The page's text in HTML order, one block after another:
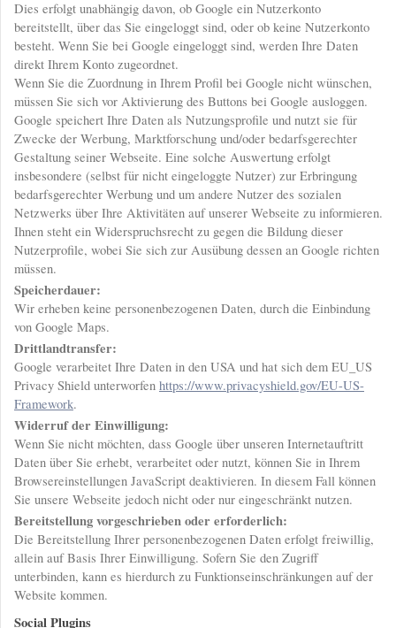
Dies erfolgt unabhängig davon, ob Google ein Nutzerkonto
bereitstellt, über das Sie eingeloggt sind, oder ob keine Nutzerkonto
besteht. Wenn Sie bei Google eingeloggt sind, werden Ihre Daten
direkt Ihrem Konto zugeordnet.
Wenn Sie die Zuordnung in Ihrem Profil bei Google nicht wünschen,
müssen Sie sich vor Aktivierung des Buttons bei Google ausloggen.
Google speichert Ihre Daten als Nutzungsprofile und nutzt sie für
Zwecke der Werbung, Marktforschung und/oder bedarfsgerechter
Gestaltung seiner Webseite. Eine solche Auswertung erfolgt
insbesondere (selbst für nicht eingeloggte Nutzer) zur Erbringung
bedarfsgerechter Werbung und um andere Nutzer des sozialen
Netzwerks über Ihre Aktivitäten auf unserer Webseite zu informieren.
Ihnen steht ein Widerspruchsrecht zu gegen die Bildung dieser
Nutzerprofile, wobei Sie sich zur Ausübung dessen an Google richten
müssen.
Speicherdauer:
Wir erheben keine personenbezogenen Daten, durch die Einbindung
von Google Maps.
Drittlandtransfer:
Google verarbeitet Ihre Daten in den USA und hat sich dem EU_US
Privacy Shield unterworfen https://www.privacyshield.gov/EU-US-
Framework.
Widerruf der Einwilligung:
Wenn Sie nicht möchten, dass Google über unseren Internetauftritt
Daten über Sie erhebt, verarbeitet oder nutzt, können Sie in Ihrem
Browsereinstellungen JavaScript deaktivieren. In diesem Fall können
Sie unsere Webseite jedoch nicht oder nur eingeschränkt nutzen.
Bereitstellung vorgeschrieben oder erforderlich:
Die Bereitstellung Ihrer personenbezogenen Daten erfolgt freiwillig,
allein auf Basis Ihrer Einwilligung. Sofern Sie den Zugriff
unterbinden, kann es hierdurch zu Funktionseinschränkungen auf der
Website kommen.
Social Plugins